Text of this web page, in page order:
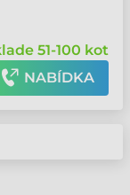
51-100 kot
NABÍDKA